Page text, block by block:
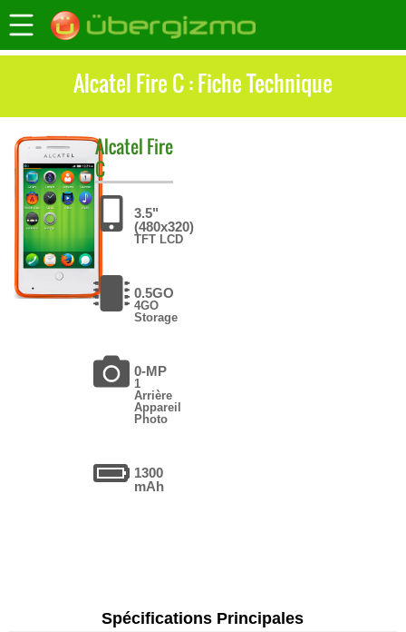
Alcatel Fire C : Fiche Technique
Alcatel Fire
C
3.5"
(480x320)
TFT LCD
0.5GO
4GO
Storage
0-MP
1
Arrière
Appareil
Photo
1300
mAh
Spécifications Principales